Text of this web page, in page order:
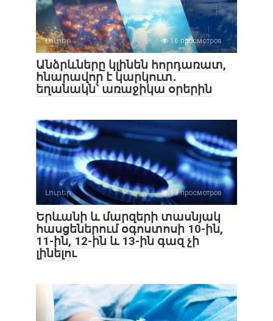
Լուրեր 16 просмотров
Անձրևները կլինեն հորդառատ,
հնարավոր է կարկուտ․
եղանակն՝ առաջիկա օրերին
Լուրեր 13 просмотров
Երևանի և մարզերի տասնյակ
հասցեներում օգոստոսի 10-ին,
11-ին, 12-ին և 13-ին գազ չի
լինելու